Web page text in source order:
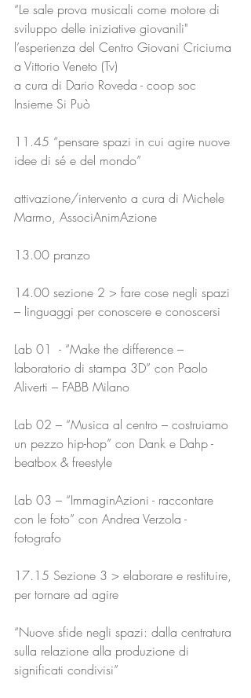
“Le sale prova musicali come motore di
sviluppo delle iniziative giovanili"
l’esperienza del Centro Giovani Criciuma
a Vittorio Veneto (Tv)
a cura di Dario Roveda - coop soc
Insieme Si Può
11.45 “pensare spazi in cui agire nuove
idee di sé e del mondo”
attivazione/intervento a cura di Michele
Marmo, AssociAnimAzione
13.00 pranzo
14.00 sezione 2 > fare cose negli spazi
– linguaggi per conoscere e conoscersi
Lab 01  - “Make the difference –
laboratorio di stampa 3D” con Paolo
Aliverti – FABB Milano
Lab 02 – “Musica al centro – costruiamo
un pezzo hip-hop” con Dank e Dahp -
beatbox & freestyle
Lab 03 – “ImmaginAzioni - raccontare
con le foto” con Andrea Verzola -
fotografo
17.15 Sezione 3 > elaborare e restituire,
per tornare ad agire
“Nuove sfide negli spazi: dalla centratura
sulla relazione alla produzione di
significati condivisi”